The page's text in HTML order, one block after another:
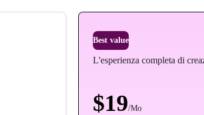
One
L'esperienza completa di
$19/Mo